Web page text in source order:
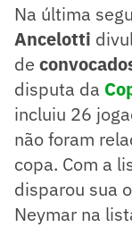
Na última
Ancelotti
de
disputa da
incluiu 26
não foram
copa. Com a
disparou sua
Neymar na